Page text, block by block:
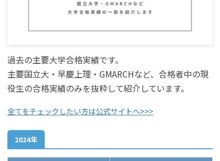
過去の主要大学合格実績です。
主要国立大・早慶上理・GMARCHなど、合格者中の現
役生の合格実績のみを抜粋して紹介しています。
全てをチェックしたい方は公式サイトへ>>>
2024年